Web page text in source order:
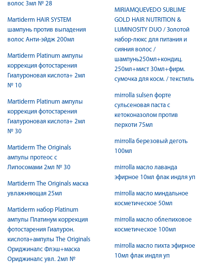
волос 3мл № 28
Martiderm HAIR SYSTEM
шампунь против выпадения
волос Анти-эйдж 200мл
Martiderm Platinum ампулы
коррекция фотостарения
Гиалуроновая кислота+ 2мл
№ 10
Martiderm Platinum ампулы
коррекция фотостарения
Гиалуроновая кислота+ 2мл
№ 30
Martiderm The Originals
ампулы протеос с
Липосомами 2мл № 30
Martiderm The Originals маска
увлажняющая 25мл
Martiderm набор Platinum
ампулы Платинум коррекция
фотостарения Гиалурон.
кислота+ампулы The Originals
Ориджиналс Флэш+маска
Ориджиналс увл. 2мл №
MIRIAMQUEVEDO SUBLIME
GOLD HAIR NUTRITION &
LUMINOSITY DUO / Золотой
набор-люкс для питания и
сияния волос /
шампунь250мл+кондиц.
250мл+мист 30мл+фирм.
сумочка для косм. / текстиль
mirrolla sulsen форте
сульсеновая паста с
кетоконазолом против
перхоти 75мл
mirrolla березовый деготь
100мл
mirrolla масло лаванда
эфирное 10мл флак индля уп
mirrolla масло миндальное
косметическое 50мл
mirrolla масло облепиховое
косметическое 100мл
mirrolla масло пихта эфирное
10мл флак индля уп